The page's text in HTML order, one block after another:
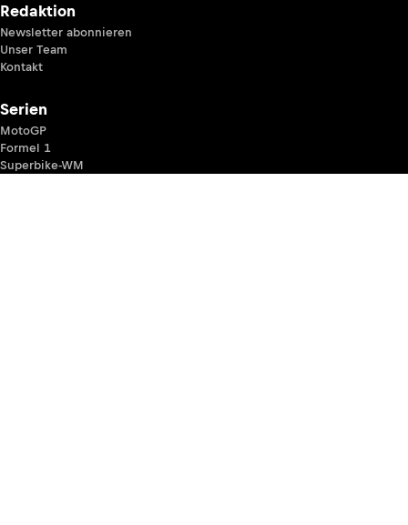
Redaktion
Newsletter abonnieren
Unser Team
Kontakt
Serien
MotoGP
Formel 1
Superbike-WM